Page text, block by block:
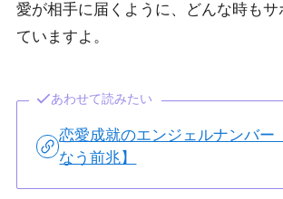
愛が相手に届くように、どんな時も
ていますよ。
あわせて読みたい
恋愛成就のエンジェルナンバー
なう前兆】